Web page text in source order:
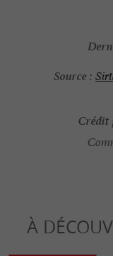
Source :
Crédit
À